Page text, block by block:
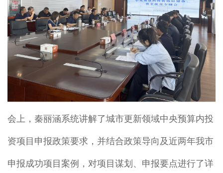
会上，秦丽涵系统讲解了城市更新领域中央预算内投
资项目申报政策要求，并结合政策导向及近两年我市
申报成功项目案例，对项目谋划、申报要点进行了详